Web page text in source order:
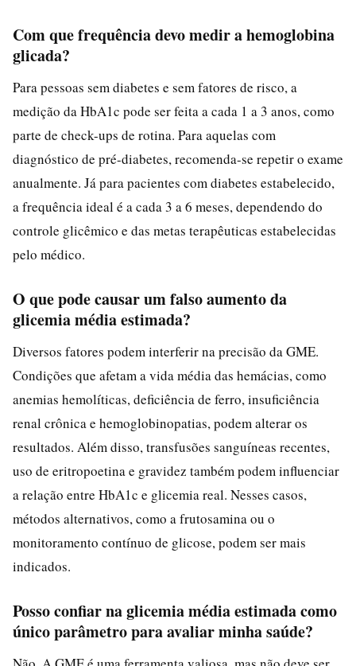
Com que frequência devo medir a hemoglobina
glicada?
Para pessoas sem diabetes e sem fatores de risco, a
medição da HbA1c pode ser feita a cada 1 a 3 anos, como
parte de check-ups de rotina. Para aquelas com
diagnóstico de pré-diabetes, recomenda-se repetir o exame
anualmente. Já para pacientes com diabetes estabelecido,
a frequência ideal é a cada 3 a 6 meses, dependendo do
controle glicêmico e das metas terapêuticas estabelecidas
pelo médico.
O que pode causar um falso aumento da
glicemia média estimada?
Diversos fatores podem interferir na precisão da GME.
Condições que afetam a vida média das hemácias, como
anemias hemolíticas, deficiência de ferro, insuficiência
renal crônica e hemoglobinopatias, podem alterar os
resultados. Além disso, transfusões sanguíneas recentes,
uso de eritropoetina e gravidez também podem influenciar
a relação entre HbA1c e glicemia real. Nesses casos,
métodos alternativos, como a frutosamina ou o
monitoramento contínuo de glicose, podem ser mais
indicados.
Posso confiar na glicemia média estimada como
único parâmetro para avaliar minha saúde?